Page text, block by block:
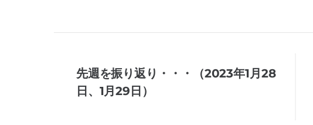
先週を振り返り・・・（2023年1月28
日、1月29日）